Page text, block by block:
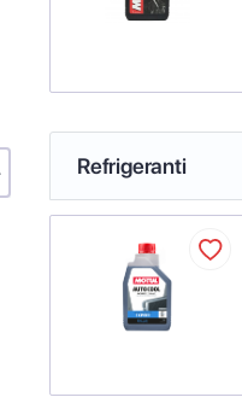
Refrigeranti